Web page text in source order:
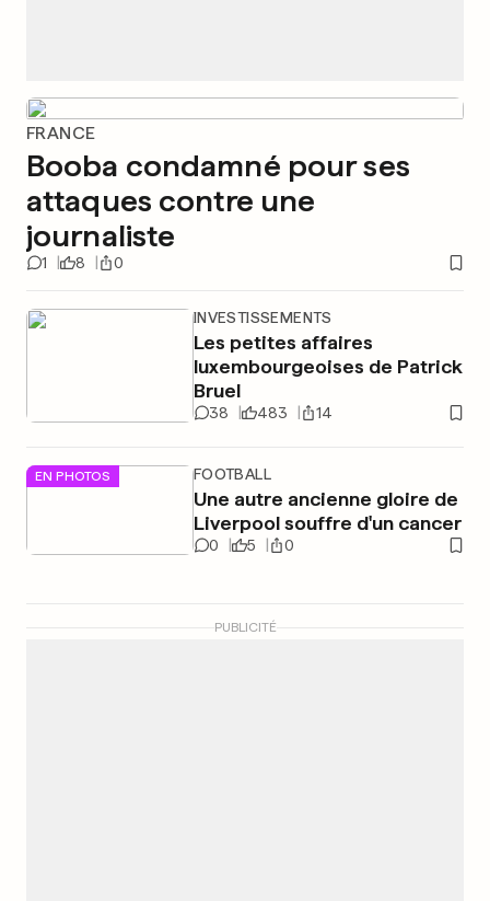
FRANCE
Booba condamné pour ses
attaques contre une
journaliste
1 8 0
INVESTISSEMENTS
Les petites affaires
luxembourgeoises de Patrick
Bruel
38 483 14
EN PHOTOS FOOTBALL
Une autre ancienne gloire de
Liverpool souffre d'un cancer
0 5 0
PUBLICITÉ